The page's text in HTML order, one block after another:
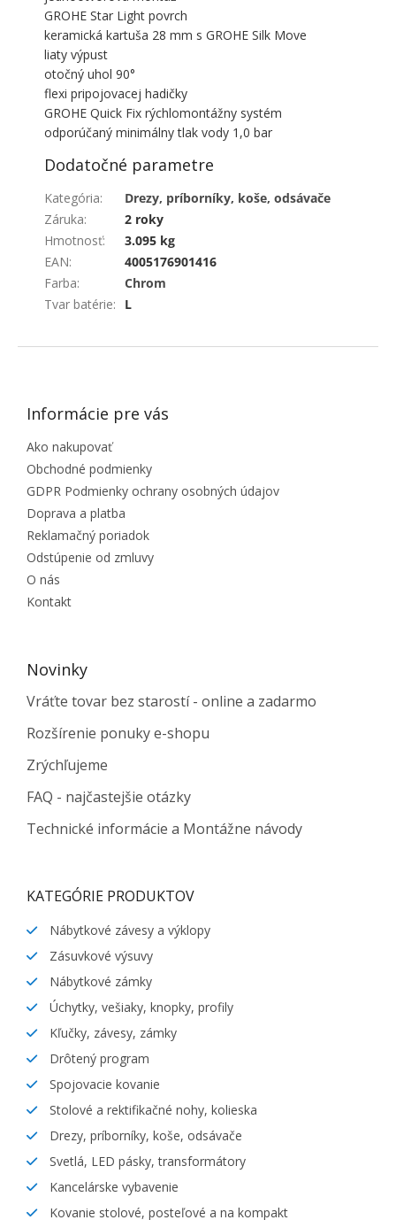
GROHE Star Light povrch
keramická kartuša 28 mm s GROHE Silk Move
liaty výpust
otočný uhol 90°
flexi pripojovacej hadičky
GROHE Quick Fix rýchlomontážny systém
odporúčaný minimálny tlak vody 1,0 bar
Dodatočné parametre
Kategória:
Drezy, príborníky, koše, odsávače
Záruka:
2 roky
Hmotnosť:
3.095 kg
EAN:
4005176901416
Farba:
Chrom
Tvar batérie: L
ZÁPÄTIE
Informácie pre vás
Ako nakupovať
Obchodné podmienky
GDPR Podmienky ochrany osobných údajov
Doprava a platba
Reklamačný poriadok
Odstúpenie od zmluvy
O nás
Kontakt
Novinky
Vráťte tovar bez starostí - online a zadarmo
Rozšírenie ponuky e-shopu
Zrýchľujeme
FAQ - najčastejšie otázky
Technické informácie a Montážne návody
KATEGÓRIE PRODUKTOV
Nábytkové závesy a výklopy
Zásuvkové výsuvy
Nábytkové zámky
Úchytky, vešiaky, knopky, profily
Kľučky, závesy, zámky
Drôtený program
Spojovacie kovanie
Stolové a rektifikačné nohy, kolieska
Drezy, príborníky, koše, odsávače
Svetlá, LED pásky, transformátory
Kancelárske vybavenie
Kovanie stolové, posteľové a na kompakt